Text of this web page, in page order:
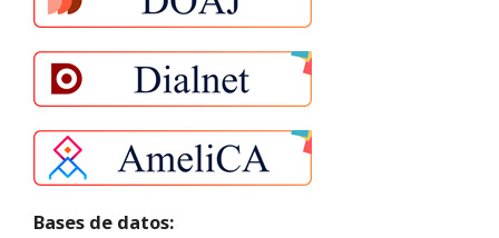
Bases de datos: